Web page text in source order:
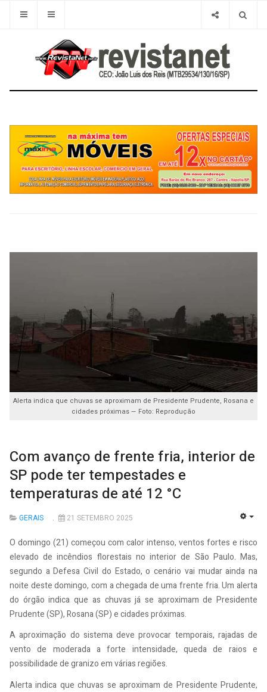
Alerta indica que chuvas se aproximam de Presidente Prudente, Rosana e
cidades próximas — Foto: Reprodução
Com avanço de frente fria, interior de
SP pode ter tempestades e
temperaturas de até 12 °C
GERAIS 21 SETEMBRO 2025
O domingo (21) começou com calor intenso, ventos fortes e risco
elevado de incêndios florestais no interior de São Paulo. Mas,
segundo a Defesa Civil do Estado, o cenário vai mudar ainda na
noite deste domingo, com a chegada de uma frente fria. Um alerta
do órgão indica que as chuvas já se aproximam de Presidente
Prudente (SP), Rosana (SP) e cidades próximas.
A aproximação do sistema deve provocar temporais, rajadas de
vento de moderada a forte intensidade, queda de raios e
possibilidade de granizo em várias regiões.
Alerta indica que chuvas se aproximam de Presidente Prudente,